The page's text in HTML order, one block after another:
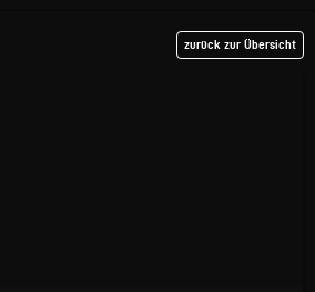
zurück zur Übersicht